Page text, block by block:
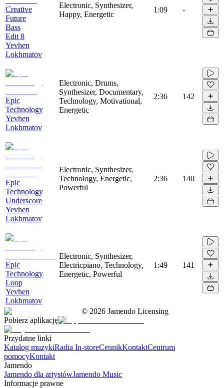
Creative
Future
Bass
Edit 8
Yevhen
Lokhmatov
Electronic, Synthesizer,
Happy, Energetic
1:09 -
Epic
Technology
Yevhen
Lokhmatov
Electronic, Drums,
Synthesizer, Documentary,
Technology, Motivational,
Energetic
2:36 142
Epic
Technology
Underscore
Yevhen
Lokhmatov
Electronic, Synthesizer,
Technology, Energetic,
Powerful
2:36 140
Epic
Technology
Loop
Yevhen
Lokhmatov
Electronic, Synthesizer,
Electricpiano, Technology,
Energetic, Powerful
1:49 141
© 2026 Jamendo Licensing
Pobierz aplikację
Przydatne linki
Katalog muzykiRadia In-storeCennikKontaktCentrum
pomocyKontakt
Jamendo
Jamendo dla artystówJamendo Music
Informacje prawne